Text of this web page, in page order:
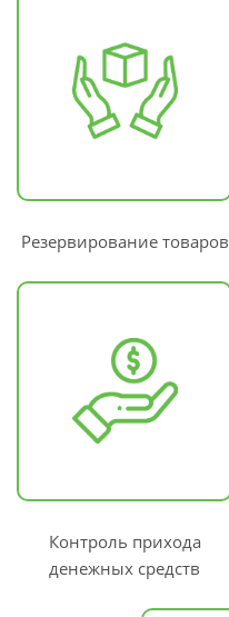
Резервирование товаров
Контроль прихода
денежных средств